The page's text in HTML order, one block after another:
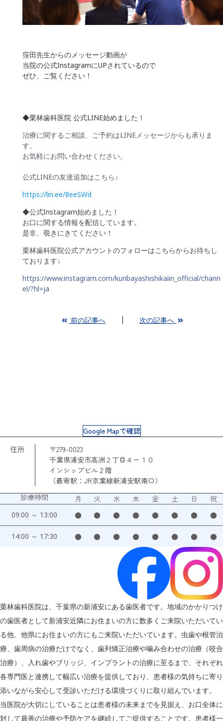
窪田先生からのメッセージ動画が
当院の公式InstagramにUPされているので
ぜひ、ご覧ください！
◆栗林歯科医院 公式LINE始めました！
治療に関するご相談、ご予約はLINEメッセージからも承りま
す。
お気軽にお問い合わせください。
公式LINEの友達追加はこちら↓
https://lin.ee/8eeSWd
◆公式Instagram始めました！
お口に関する情報を配信しています。
是非、覗きにきてください！
栗林歯科医院公式アカウントのフォローはこちらからお待ちし
ております↓
https://www.instagram.com/kuribayashishikaiin_official/chann
el/?hl=ja
前の記事へ 次の記事へ
Google Mapで確認
住所
〒279-0023
千葉県浦安市高洲２丁目４ー１０
インシップビル２階
（最寄駅：JR京葉線新浦安駅南口）
診療時間
月 火 水 木 金 土 日 祝
09:00 ～ 13:00 ● ● ● ● ● ● ● ●
14:00 ～ 17:30 ● ● ● ● ● ● ● ●
栗林歯科医院は、千葉県の新浦安にある歯医者です。地域のかかりつけ
の歯医者として新浦安近隣にお住まいの方に数多くご来院いただいてい
る他、他県にお住まいの方にもご来院いただいています。虫歯や根管治
療、歯周病の治療だけでなく、歯列矯正治療や噛み合わせの治療（咬合
治療）、入れ歯やブリッジ、インプラントの治療に至るまで、それぞれ
各専門医と連携して幅広い治療を提供しており、患者様の気持ちに寄り
添いながら安心して受診いただける環境づくりに取り組んでいます。
当医院が大切にしていることは患者様の未来までを見据え、お口全体に
対して最善の治療や予防ケアを継続してご提供することです。患者様一